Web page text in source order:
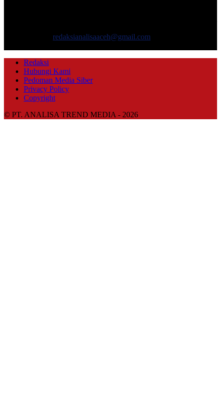
redaksianalisaaceh@gmail.com
Redaksi
Hubungi Kami
Pedoman Media Siber
Privacy Policy
Copyright
© PT. ANALISA TREND MEDIA - 2026